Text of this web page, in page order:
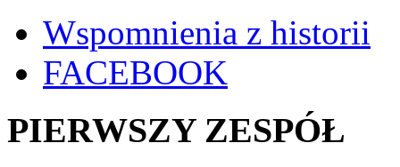
Wspomnienia z historii
FACEBOOK
PIERWSZY ZESPÓŁ